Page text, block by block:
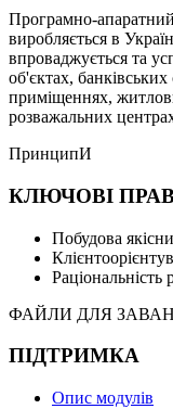
Програмно-
виробляється в
впроваджується та
об'єктах,
приміщеннях,
розважальних
ПринципИ
КЛЮЧОВІ
Побудова
Раціональність
ФАЙЛИ ДЛЯ
ПІДТРИМКА
Опис модулів